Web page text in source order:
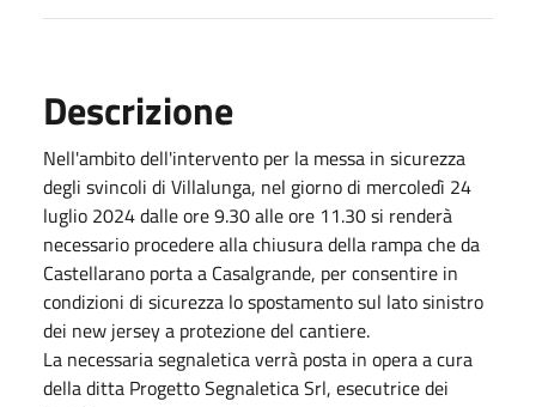
Descrizione
Nell'ambito dell'intervento per la messa in sicurezza
degli svincoli di Villalunga, nel giorno di mercoledì 24
luglio 2024dalle ore 9.30 alle ore 11.30 si renderà
necessario procedere alla chiusura della rampa che da
Castellarano porta a Casalgrande, per consentire in
condizioni di sicurezza lo spostamento sul lato sinistro
dei new jersey a protezione del cantiere.
La necessaria segnaletica verrà posta in opera a cura
della ditta Progetto Segnaletica Srl, esecutrice dei